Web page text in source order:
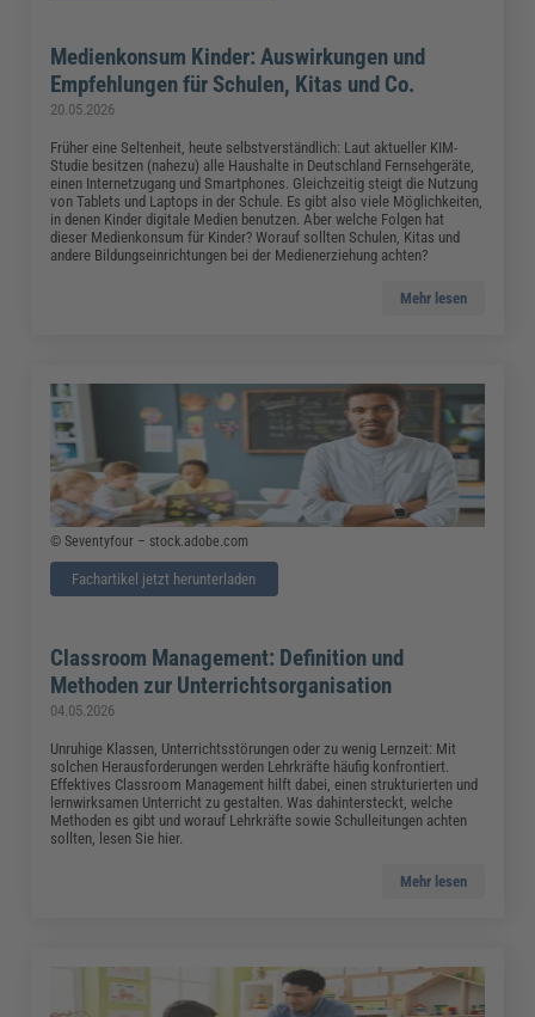
Medienkonsum Kinder: Auswirkungen und
Empfehlungen für Schulen, Kitas und Co.
20.05.2026
Früher eine Seltenheit, heute selbstverständlich: Laut aktueller KIM-
Studie besitzen (nahezu) alle Haushalte in Deutschland Fernsehgeräte,
einen Internetzugang und Smartphones. Gleichzeitig steigt die Nutzung
von Tablets und Laptops in der Schule. Es gibt also viele Möglichkeiten,
in denen Kinder digitale Medien benutzen. Aber welche Folgen hat
dieser Medienkonsum für Kinder? Worauf sollten Schulen, Kitas und
andere Bildungseinrichtungen bei der Medienerziehung achten?
Mehr lesen
© Seventyfour – stock.adobe.com
Fachartikel jetzt herunterladen
Classroom Management: Definition und
Methoden zur Unterrichtsorganisation
04.05.2026
Unruhige Klassen, Unterrichtsstörungen oder zu wenig Lernzeit: Mit
solchen Herausforderungen werden Lehrkräfte häufig konfrontiert.
Effektives Classroom Management hilft dabei, einen strukturierten und
lernwirksamen Unterricht zu gestalten. Was dahintersteckt, welche
Methoden es gibt und worauf Lehrkräfte sowie Schulleitungen achten
sollten, lesen Sie hier.
Mehr lesen